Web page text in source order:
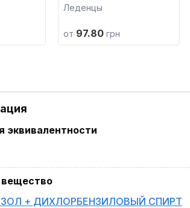
Леденцы
от 97.80 грн
эквивалентности
+ ДИХЛОРБЕНЗИЛОВЫЙ СПИРТ